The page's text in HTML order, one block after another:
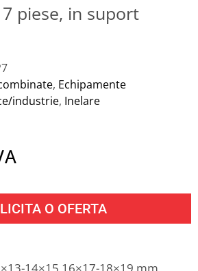
piese, in suport
, Echipamente
industrie, Inelare
O OFERTA